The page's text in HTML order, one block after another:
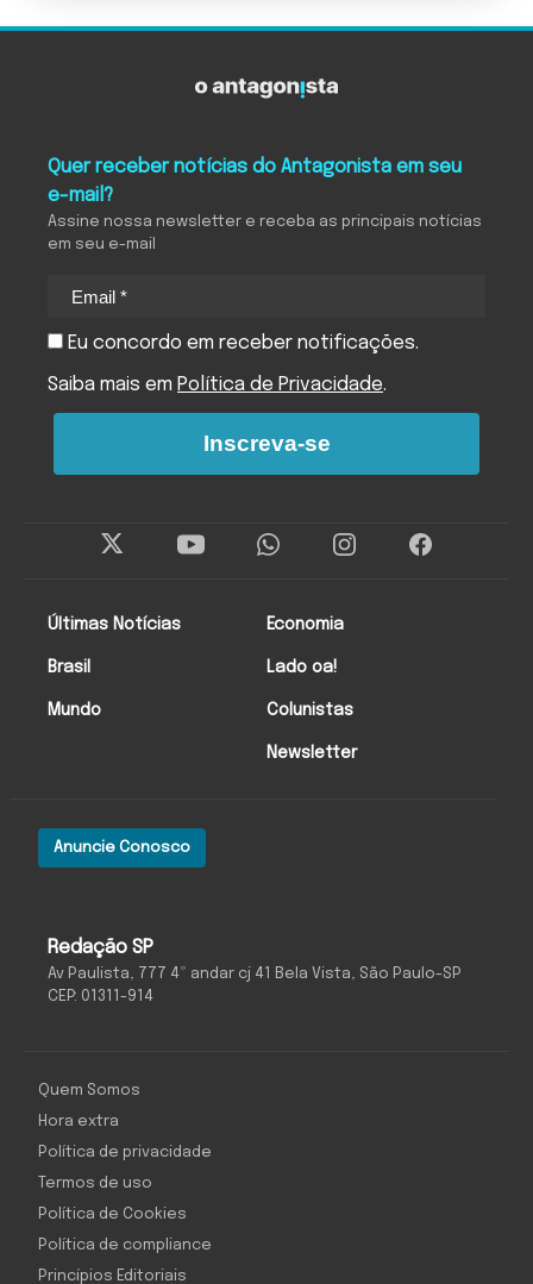
Redação SP
Av Paulista, 777 4º andar cj 41 Bela Vista, São Paulo-SP
CEP: 01311-914
Anuncie Conosco
Últimas Notícias
Brasil
Mundo
Economia
Lado oa!
Colunistas
Newsletter
Quer receber notícias do Antagonista em seu
e-mail?
Assine nossa newsletter e receba as principais notícias
em seu e-mail
Eu concordo em receber notificações.
Saiba mais em Política de Privacidade.
Inscreva-se
Quem Somos
Hora extra
Política de privacidade
Termos de uso
Política de Cookies
Política de compliance
Princípios Editoriais